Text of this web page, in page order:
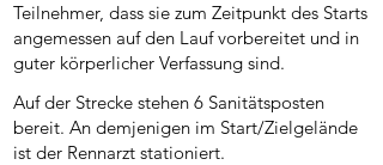
Teilnehmer, dass sie zum Zeitpunkt des Starts
angemessen auf den Lauf vorbereitet und in
guter körperlicher Verfassung sind.
Auf der Strecke stehen 6 Sanitätsposten
bereit. An demjenigen im Start/Zielgelände
ist der Rennarzt stationiert.